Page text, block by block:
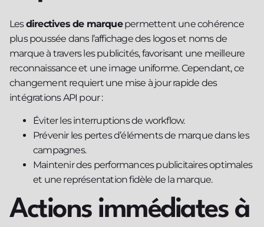
Lesdirectives de marquepermettent une cohérence
plus poussée dans l’affichage des logos et noms de
marque à travers les publicités, favorisant une meilleure
reconnaissance et une image uniforme. Cependant, ce
changement requiert une mise à jour rapide des
intégrations API pour :
Éviter les interruptions de workflow.
Prévenir les pertes d’éléments de marque dans les
campagnes.
Maintenir des performances publicitaires optimales
et une représentation fidèle de la marque.
Actions immédiates à